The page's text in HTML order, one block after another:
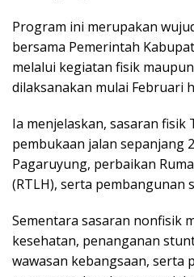
Program ini merupakan
bersama Pemerintah
melalui kegiatan fisik
dilaksanakan mulai Februari
Ia menjelaskan, sasaran fisik
pembukaan jalan sepanjang
Pagaruyung, perbaikan
(RTLH), serta pembangunan
Sementara sasaran nonfisik
kesehatan, penanganan
wawasan kebangsaan, serta